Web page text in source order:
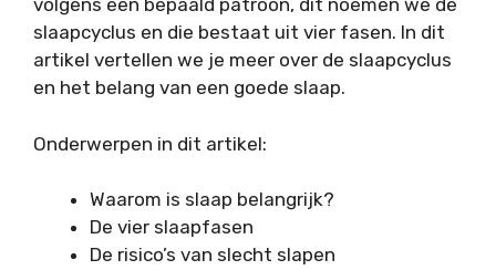
volgens een bepaald patroon, dit noemen we de
slaapcyclus en die bestaat uit vier fasen. In dit
artikel vertellen we je meer over de slaapcyclus
en het belang van een goede slaap.
Onderwerpen in dit artikel:
Waarom is slaap belangrijk?
De vier slaapfasen
De risico’s van slecht slapen